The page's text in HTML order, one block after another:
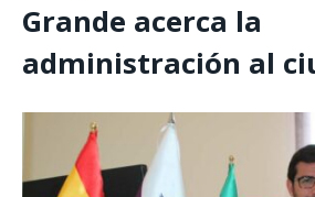
Grande acerca la
administración al